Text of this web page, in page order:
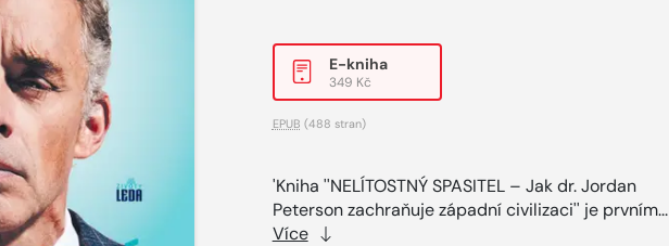
E-kniha
349 Kč
EPUB (488 stran)
'Kniha ''NELÍTOSTNÝ SPASITEL – Jak dr. Jordan
Peterson zachraňuje západní civilizaci'' je prvním...
Více